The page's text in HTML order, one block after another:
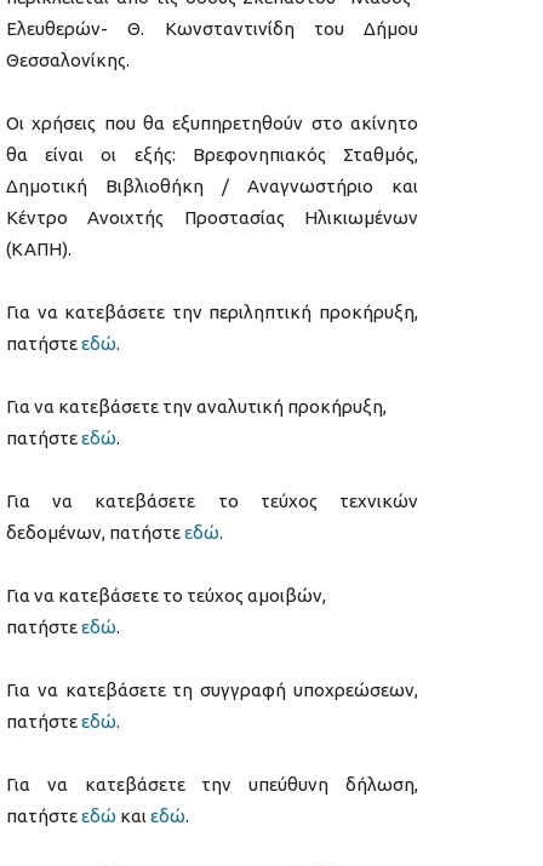
Ελευθερών- Θ. Κωνσταντινίδη του Δήμου
Θεσσαλονίκης.
Οι χρήσεις που θα εξυπηρετηθούν στο ακίνητο
θα είναι οι εξής: Βρεφονηπιακός Σταθμός,
Δημοτική Βιβλιοθήκη / Αναγνωστήριο και
Κέντρο Ανοιχτής Προστασίας Ηλικιωμένων
(ΚΑΠΗ).
Για να κατεβάσετε την περιληπτική προκήρυξη,
πατήστεεδώ.
Για να κατεβάσετε την αναλυτική προκήρυξη,
πατήστεεδώ.
Για να κατεβάσετε το τεύχος τεχνικών
δεδομένων, πατήστεεδώ.
Για να κατεβάσετε το τεύχος αμοιβών,
πατήστεεδώ.
Για να κατεβάσετε τη συγγραφή υποχρεώσεων,
πατήστεεδώ.
Για να κατεβάσετε την υπεύθυνη δήλωση,
πατήστεεδώ και εδώ.